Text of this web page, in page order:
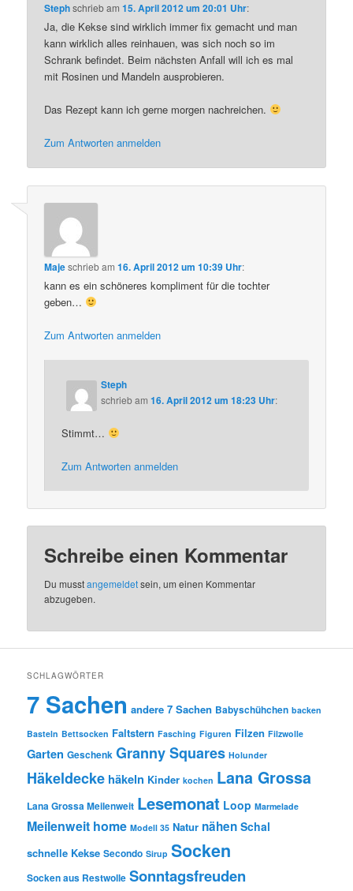
Stephschriebam15. April 2012 um 20:01 Uhr:
Ja, die Kekse sind wirklich immer fix gemacht und man
kann wirklich alles reinhauen, was sich noch so im
Schrank befindet. Beim nächsten Anfall will ich es mal
mit Rosinen und Mandeln ausprobieren.
Das Rezept kann ich gerne morgen nachreichen.
Zum Antworten anmelden
Majeschriebam16. April 2012 um 10:39 Uhr:
kann es ein schöneres kompliment für die tochter
geben…
Zum Antworten anmelden
Steph
schriebam16. April 2012 um 18:23 Uhr:
Stimmt…
Zum Antworten anmelden
Schreibe einen Kommentar
Du musstangemeldetsein, um einen Kommentar
abzugeben.
SCHLAGWÖRTER
7 Sachen andere 7 Sachen Babyschühchen backen
Basteln Bettsocken Faltstern Fasching Figuren Filzen Filzwolle
Garten Geschenk Granny Squares Holunder
Häkeldecke häkeln Kinder kochen Lana Grossa
Lana Grossa Meilenweit Lesemonat Loop Marmelade
Meilenweit home Modell 35 Natur nähen Schal
schnelle Kekse Secondo Sirup Socken
Socken aus Restwolle Sonntagsfreuden